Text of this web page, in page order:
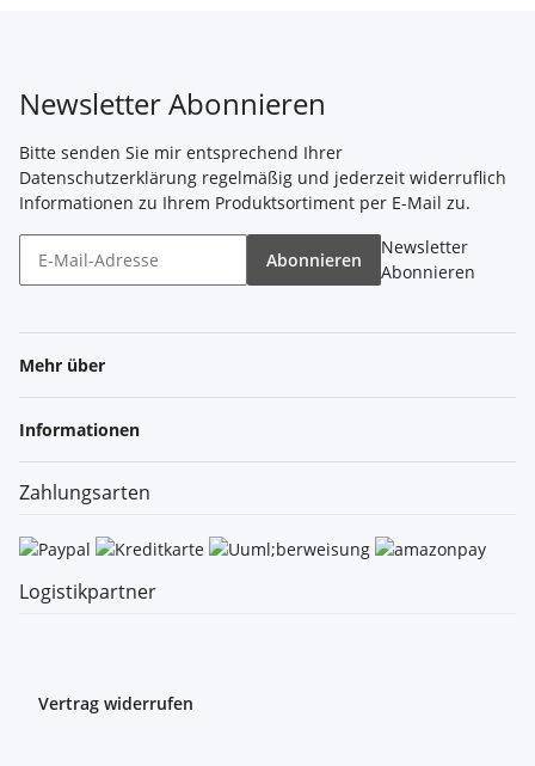
Newsletter Abonnieren
Bitte senden Sie mir entsprechend Ihrer
Datenschutzerklärung regelmäßig und jederzeit widerruflich
Informationen zu Ihrem Produktsortiment per E-Mail zu.
Abonnieren
Newsletter
Abonnieren
Mehr über
Informationen
Zahlungsarten
Logistikpartner
Vertrag widerrufen